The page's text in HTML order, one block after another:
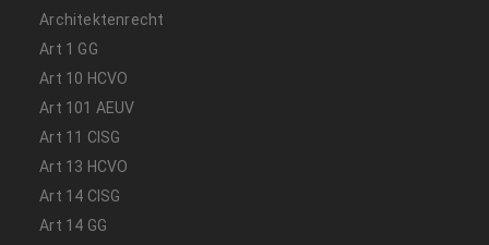
Architektenrecht
Art 1 GG
Art 10 HCVO
Art 101 AEUV
Art 11 CISG
Art 13 HCVO
Art 14 CISG
Art 14 GG